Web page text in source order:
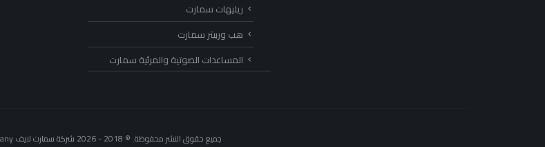
ريليهات سمارت
هب وربيتر سمارت
المساعدات الصوتية والمرئية سمارت
جميع حقوق النشر محفوظة. © 2018 - 2026 شركة سمارت لايف SmartLife Company